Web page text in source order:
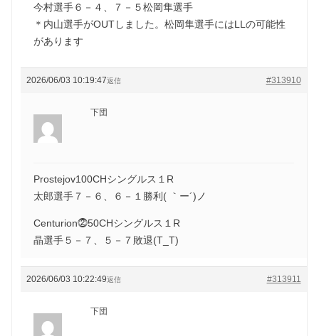
今村選手６－４、７－５松岡隼選手
＊内山選手がOUTしました。松岡隼選手にはLLの可能性
があります
2026/06/03 10:19:47 #313910
返信
下団
Prostejov100CHシングルス１R
太郎選手７－６、６－１勝利( ｀ー´)ノ
Centurion⓶50CHシングルス１R
晶選手５－７、５－７敗退(T_T)
2026/06/03 10:22:49 #313911
返信
下団